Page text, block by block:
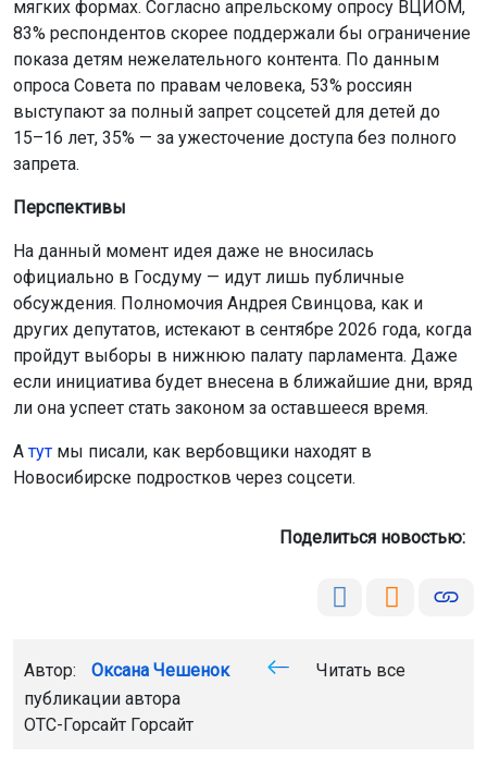
мягких формах. Согласно апрельскому опросу ВЦИОМ,
83% респондентов скорее поддержали бы ограничение
показа детям нежелательного контента. По данным
опроса Совета по правам человека, 53% россиян
выступают за полный запрет соцсетей для детей до
15–16 лет, 35% — за ужесточение доступа без полного
запрета.
Перспективы
На данный момент идея даже не вносилась
официально в Госдуму — идут лишь публичные
обсуждения. Полномочия Андрея Свинцова, как и
других депутатов, истекают в сентябре 2026 года, когда
пройдут выборы в нижнюю палату парламента. Даже
если инициатива будет внесена в ближайшие дни, вряд
ли она успеет стать законом за оставшееся время.
Атут мы писали, как вербовщики находят в
Новосибирске подростков через соцсети.
Поделиться новостью:
Автор: Оксана Чешенок
Читать все
публикации автора
ОТС-Горсайт Горсайт